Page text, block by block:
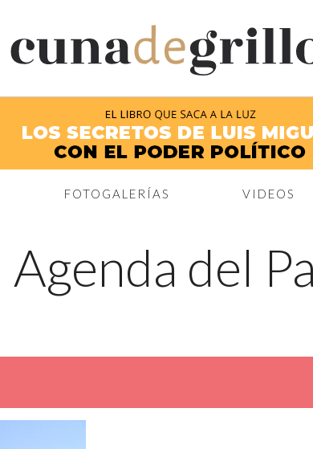
FOTOGALERÍAS VIDEOS
Agenda del